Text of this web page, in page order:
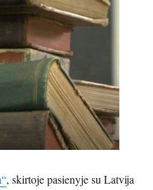
, skirtoje pasienyje su Latvija